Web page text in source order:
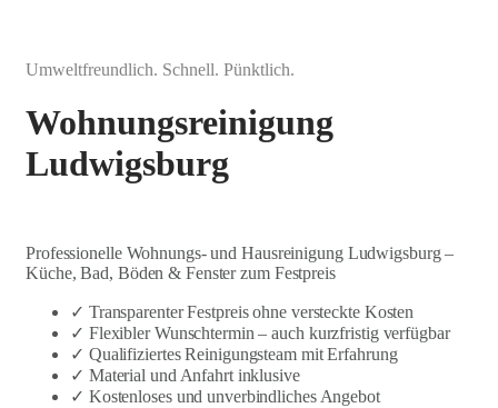
Umweltfreundlich. Schnell. Pünktlich.
Wohnungsreinigung
Ludwigsburg
Professionelle Wohnungs- und Hausreinigung Ludwigsburg –
Küche, Bad, Böden & Fenster zum Festpreis
✓ Transparenter Festpreis ohne versteckte Kosten
✓ Flexibler Wunschtermin – auch kurzfristig verfügbar
✓ Qualifiziertes Reinigungsteam mit Erfahrung
✓ Material und Anfahrt inklusive
✓ Kostenloses und unverbindliches Angebot